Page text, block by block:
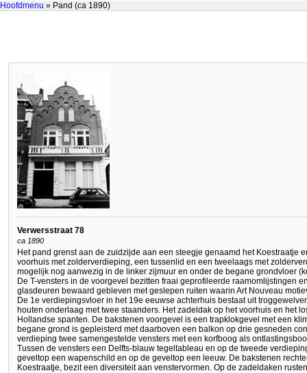
Hoofdmenu » Pand (ca 1890)
Verwersstraat 78
ca 1890
Het pand grenst aan de zuidzijde aan een steegje genaamd het Koestraatje
voorhuis met zolderverdieping, een tussenlid en een tweelaags met
mogelijk nog aanwezig in de linker zijmuur en onder de begane grondvloer
De T-vensters in de voorgevel bezitten fraai geprofileerde raamomlijstingen
glasdeuren bewaard gebleven met geslepen ruiten waarin Art Nouveau
De 1e verdiepingsvloer in het 19e eeuwse achterhuis bestaat uit
houten onderlaag met twee staanders. Het zadeldak op het voorhuis en het
Hollandse spanten. De bakstenen voorgevel is een trapklokgevel met een
begane grond is gepleisterd met daarboven een balkon op drie gesneden
verdieping twee samengestelde vensters met een korfboog als
Tussen de vensters een Delfts-blauw tegeltableau en op de tweede
geveltop een wapenschild en op de geveltop een leeuw. De bakstenen
Koestraatje, bezit een diversiteit aan venstervormen. Op de zadeldaken